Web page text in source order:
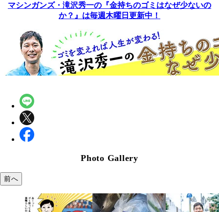
マシンガンズ・滝沢秀一の『金持ちのゴミはなぜ少ないの
か？』は毎週木曜日更新中！
Photo Gallery
前へ